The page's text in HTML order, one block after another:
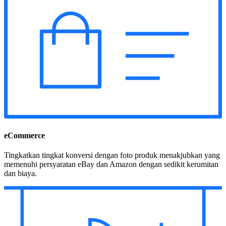
eCommerce
Tingkatkan tingkat konversi dengan foto produk menakjubkan yang
memenuhi persyaratan eBay dan Amazon dengan sedikit kerumitan
dan biaya.